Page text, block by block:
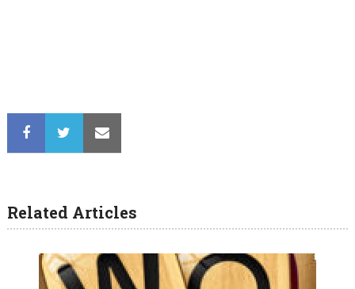
Related Articles